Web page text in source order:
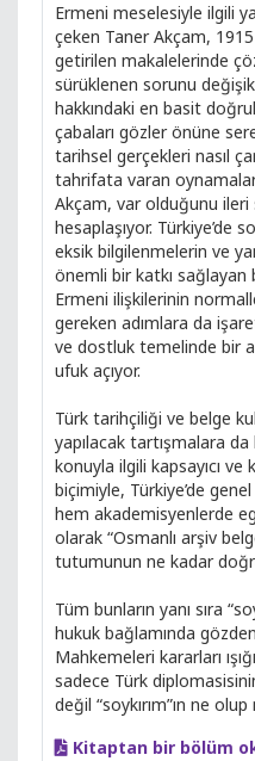
Ermeni meselesiyle ilgili
çeken Taner Akçam, 1915
getirilen makalelerinde
sürüklenen sorunu
hakkındaki en basit
çabaları gözler önüne
tarihsel gerçekleri nasıl
tahrifata varan
Akçam, var olduğunu ileri
hesaplaşıyor. Türkiye’de
eksik bilgilenmelerin ve
önemli bir katkı
Ermeni ilişkilerinin
gereken adımlara da
ve dostluk temelinde bir
ufuk açıyor.
Türk tarihçiliği ve belge
yapılacak tartışmalara da
konuyla ilgili kapsayıcı ve
biçimiyle, Türkiye’de
hem akademisyenlerde
olarak “Osmanlı arşiv
tutumunun ne kadar
Tüm bunların yanı sıra
hukuk bağlamında
Mahkemeleri kararları
sadece Türk
değil “soykırım”ın ne
Kitaptan bir bölüm